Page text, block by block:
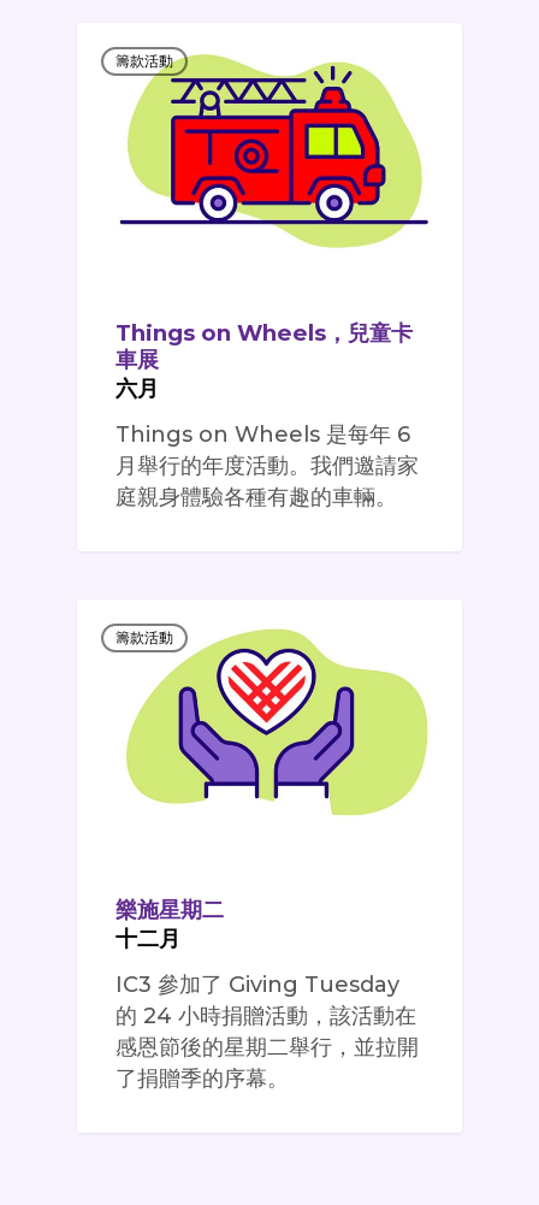
籌款活動
Things on Wheels，兒童卡
車展
六月
Things on Wheels 是每年 6
月舉行的年度活動。我們邀請家
庭親身體驗各種有趣的車輛。
籌款活動
樂施星期二
十二月
IC3 參加了 Giving Tuesday
的 24 小時捐贈活動，該活動在
感恩節後的星期二舉行，並拉開
了捐贈季的序幕。